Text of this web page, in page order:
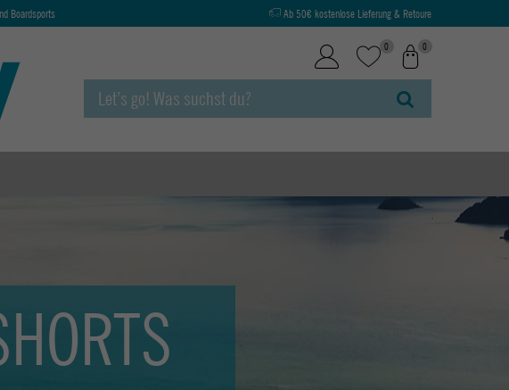
Boardsports Ab 50€ kostenlose Lieferung & Retoure
0 0